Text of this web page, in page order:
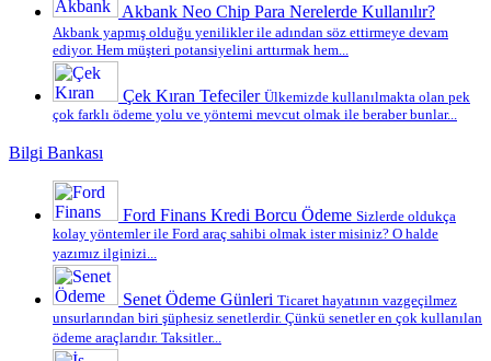
Akbank Neo Chip Para Nerelerde Kullanılır?
Akbank yapmış olduğu yenilikler ile adından söz ettirmeye devam
ediyor. Hem müşteri potansiyelini arttırmak hem...
Çek Kıran Tefeciler Ülkemizde kullanılmakta olan pek
çok farklı ödeme yolu ve yöntemi mevcut olmak ile beraber bunlar...
Bilgi Bankası
Ford Finans Kredi Borcu Ödeme Sizlerde oldukça
kolay yöntemler ile Ford araç sahibi olmak ister misiniz? O halde
yazımız ilginizi...
Senet Ödeme Günleri Ticaret hayatının vazgeçilmez
unsurlarından biri şüphesiz senetlerdir. Çünkü senetler en çok kullanılan
ödeme araçlarıdır. Taksitler...